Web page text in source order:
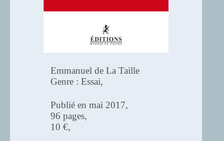
Emmanuel de La Taille
Genre : Essai,
Publié en mai 2017,
96 pages,
10 €,